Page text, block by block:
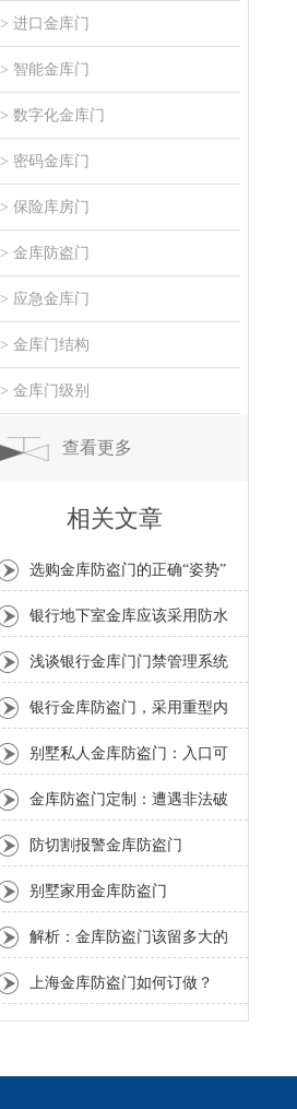
> 进口金库门
> 智能金库门
> 数字化金库门
> 密码金库门
> 保险库房门
> 金库防盗门
> 应急金库门
> 金库门结构
> 金库门级别
查看更多
相关文章
选购金库防盗门的正确“姿势”
银行地下室金库应该采用防水
金库门
浅谈银行金库门门禁管理系统
解决方案
银行金库防盗门，采用重型内
置静音轴承铰链
别墅私人金库防盗门：入口可
以巧妙设计成旋转书架隐藏
金库防盗门定制：遭遇非法破
坏门体瞬间锁死
防切割报警金库防盗门
别墅家用金库防盗门
解析：金库防盗门该留多大的
门洞尺寸
上海金库防盗门如何订做？